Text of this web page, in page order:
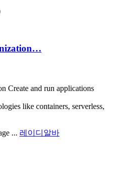
Create and run applications
like containers, serverless,
... 레이디알바